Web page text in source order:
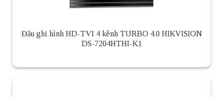
Đầu ghi hình HD-TVI 4 kênh TURBO 4.0 HIKVISION
DS-7204HTHI-K1